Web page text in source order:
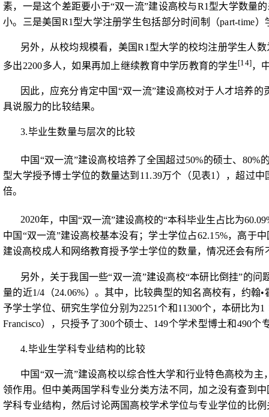
素，一是这个差距要小于“双一流”建设高校与R1 型大学数量
小。三是美国 R1 型大学注册学生包括部分时间制（part-time）
另外，从校均规模看，美国R1 型大学的校均注册学生人数
多出2200多人，如果再加上继续教育中学历教育的学生[14]，
因此，应充分肯定中国“双一流”建设高校对于人才培养
具说服力的比较结果。
3.毕业生数量与层次的比较
中国“双一流”建设高校培养了全国超过50%的硕士、 80%
型大学授予博士学位的数量达到 11.39万个（见表1 ），超过中
倍。
2020年，中国“双一流”建设高校的“本科毕业生占比为
中国“双一流”建设高校基本没有；学士学位占62.15%，高于中
建设高校成人和网络教育授予学士学位的数量，情况还会有所
另外，关于我国一些“双一流”建设高校“本研比倒挂”的
量的近1/4 （24.06%）。其中，比较典型的知名高校有，约翰•
予学士学位、研究生学位分别为2251个和11300个，本研比为1
Francisco），只授予了300个硕士、 149个学术型博士和490个
4.毕业生学科专业结构的比较
中国“双一流”建设高校以综合性大学和行业特色高校为
领作用。但中美两国学科专业分类方法不同，加之没有查到
学科专业结构，然后讨论两国高校学术学位与专业学位的比例